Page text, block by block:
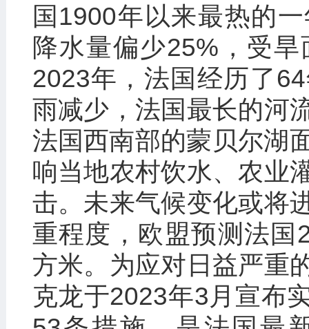
国1900年以来最热的
降水量偏少25%，受
2023年，法国经历了
雨减少，法国最长的河
法国西南部的蒙贝尔湖
响当地农村饮水、农业
击。未来气候变化或将
重程度，欧盟预测法
方米。为应对日益严重
克龙于2023年3月宣布